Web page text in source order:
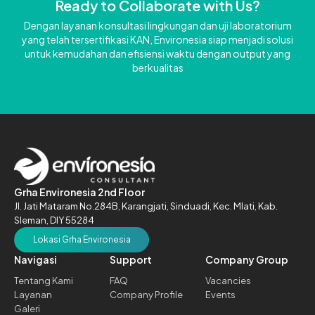
Ready to Collaborate with Us?
Dengan layanan konsultasi lingkungan dan uji laboratorium
yang telah tersertifikasi KAN, Environesia siap menjadi solusi
untuk kemudahan dan efisiensi waktu dengan output yang
berkualitas
Grha Environesia 2nd Floor
Jl. Jati Mataram No.284B, Karangjati, Sinduadi, Kec. Mlati, Kab.
Sleman, DIY 55284
Lokasi Grha Environesia
Navigasi
Tentang Kami
Layanan
Galeri
Support
FAQ
Company Profile
Company Group
Vacancies
Events